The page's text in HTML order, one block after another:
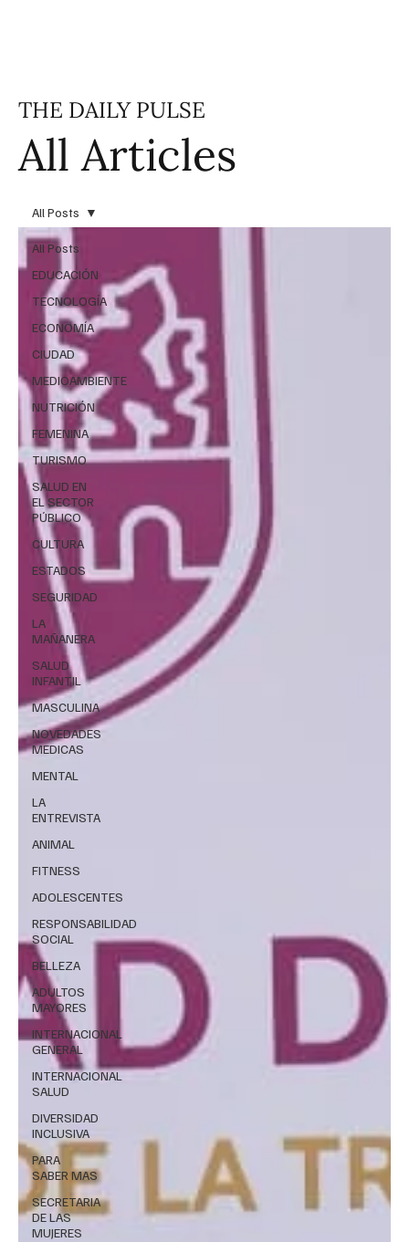
All Articles
THE DAILY PULSE
All Posts
EDUCACIÓN
TECNOLOGÍA
ECONOMÍA
CIUDAD
MEDIOAMBIENTE
NUTRICIÓN
FEMENINA
TURISMO
SALUD EN
EL SECTOR
PÚBLICO
CULTURA
ESTADOS
SEGURIDAD
LA
MAÑANERA
SALUD
INFANTIL
MASCULINA
NOVEDADES
MEDICAS
MENTAL
LA
ENTREVISTA
ANIMAL
FITNESS
ADOLESCENTES
RESPONSABILIDAD
SOCIAL
BELLEZA
ADULTOS
MAYORES
INTERNACIONAL
GENERAL
INTERNACIONAL
SALUD
DIVERSIDAD
INCLUSIVA
PARA
SABER MAS
SECRETARIA
DE LAS
MUJERES
All Posts